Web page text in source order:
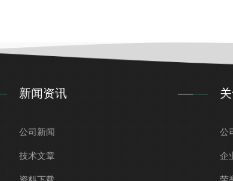
新闻资讯
公司新闻
技术文章
公
企